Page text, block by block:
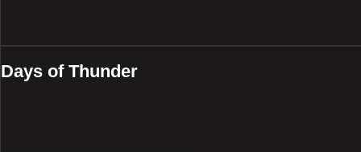
Days of Thunder